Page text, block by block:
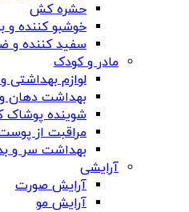
حشره کش
خوشبو کننده و
سفید کننده و
مادر و کودک
لوازم
بهداشت دهان
شوینده پوشاک
مراقبت از
بهداشت سر و
آرایشی
آرایش صورت
آرایش مو